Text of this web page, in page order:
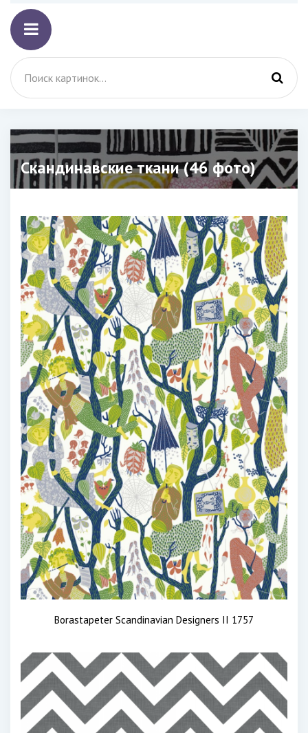
Скандинавские ткани (46 фото)
Borastapeter Scandinavian Designers II 1757